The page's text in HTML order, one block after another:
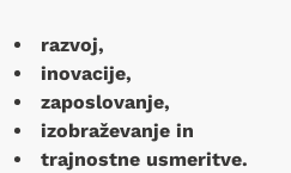
razvoj,
inovacije,
zaposlovanje,
izobraževanje in
trajnostne usmeritve.